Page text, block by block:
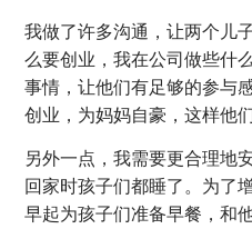
我做了许多沟通，让两个儿
么要创业，我在公司做些什
事情，让他们有足够的参与
创业，为妈妈自豪，这样他
另外一点，我需要更合理地
回家时孩子们都睡了。为了
早起为孩子们准备早餐，和